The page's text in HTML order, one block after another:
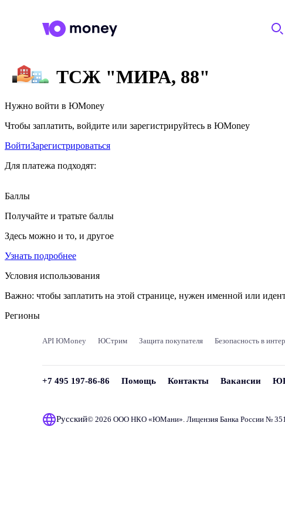
ТСЖ "МИРА, 88"
Нужно войти в ЮMoney
Чтобы заплатить, войдите или зарегистрируйтесь в ЮMoney
ВойтиЗарегистрироваться
Для платежа подходят:
Баллы
Получайте и тратьте баллы
Здесь можно и то, и другое
Узнать подробнее
Условия использования
Важно: чтобы заплатить на этой странице, нужен именной или
Регионы
API ЮMoney ЮСтрим Защита покупателя Безопасность в
+7 495 197-86-86 Помощь Контакты Вакансии
Русский© 2026 ООО НКО «ЮМани». Лицензия Банка России №